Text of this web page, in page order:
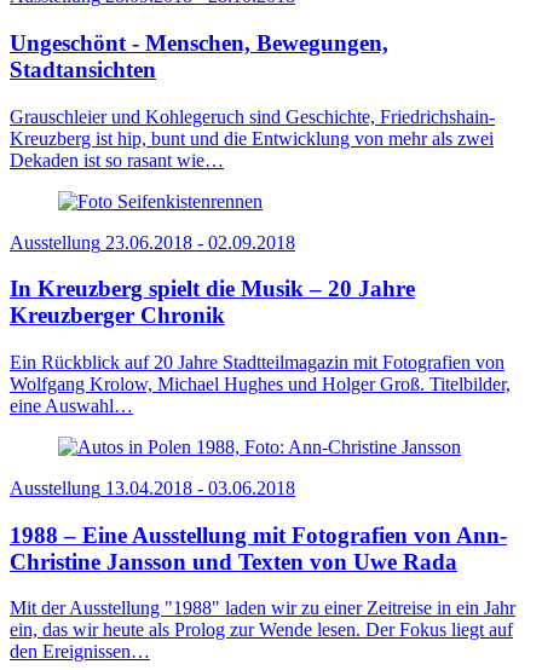
Ungeschönt - Menschen, Bewegungen,
Stadtansichten
Grauschleier und Kohlegeruch sind Geschichte, Friedrichshain-
Kreuzberg ist hip, bunt und die Entwicklung von mehr als zwei
Dekaden ist so rasant wie…
Ausstellung 23.06.2018 - 02.09.2018
In Kreuzberg spielt die Musik – 20 Jahre
Kreuzberger Chronik
Ein Rückblick auf 20 Jahre Stadtteilmagazin mit Fotografien von
Wolfgang Krolow, Michael Hughes und Holger Groß. Titelbilder,
eine Auswahl…
Ausstellung 13.04.2018 - 03.06.2018
1988 – Eine Ausstellung mit Fotografien von Ann-
Christine Jansson und Texten von Uwe Rada
Mit der Ausstellung "1988" laden wir zu einer Zeitreise in ein Jahr
ein, das wir heute als Prolog zur Wende lesen. Der Fokus liegt auf
den Ereignissen…